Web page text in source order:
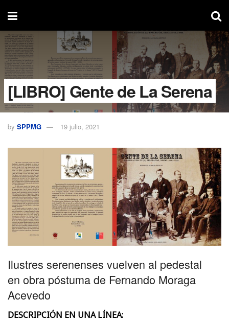
[LIBRO] Gente de La Serena
by SPPMG 19 julio, 2021
Ilustres serenenses vuelven al pedestal
en obra póstuma de Fernando Moraga
Acevedo
DESCRIPCIÓN EN UNA LÍNEA: